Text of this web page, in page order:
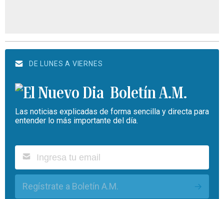
DE LUNES A VIERNES
Boletín A.M.
Las noticias explicadas de forma sencilla y directa para
entender lo más importante del día.
Regístrate a Boletín A.M.